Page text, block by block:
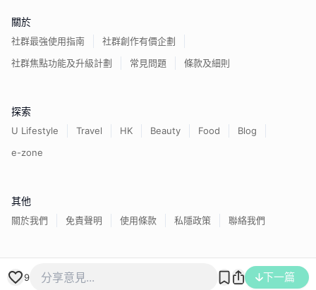
9 下一篇
關於
社群最強使用指南
社群創作有價企劃
社群焦點功能及升級計劃
常見問題 條款及細則
探索
U Lifestyle Travel HK Beauty Food
Blog
e-zone
其他
關於我們 免責聲明 使用條款 私隱政策 聯絡我們
香港經濟日報版權所有©